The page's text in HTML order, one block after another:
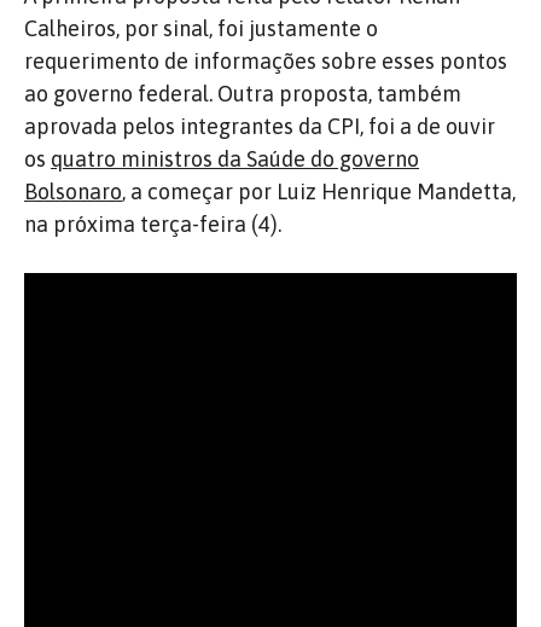
Calheiros, por sinal, foi justamente o
requerimento de informações sobre esses pontos
ao governo federal. Outra proposta, também
aprovada pelos integrantes da CPI, foi a de ouvir
os quatro ministros da Saúde do governo
Bolsonaro, a começar por Luiz Henrique Mandetta,
na próxima terça-feira (4).